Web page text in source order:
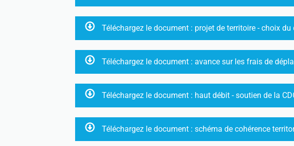
Téléchargez le document : projet de territoire - choix
Téléchargez le document : avance sur les frais de
Téléchargez le document : haut débit - soutien de la
Téléchargez le document : schéma de cohérence